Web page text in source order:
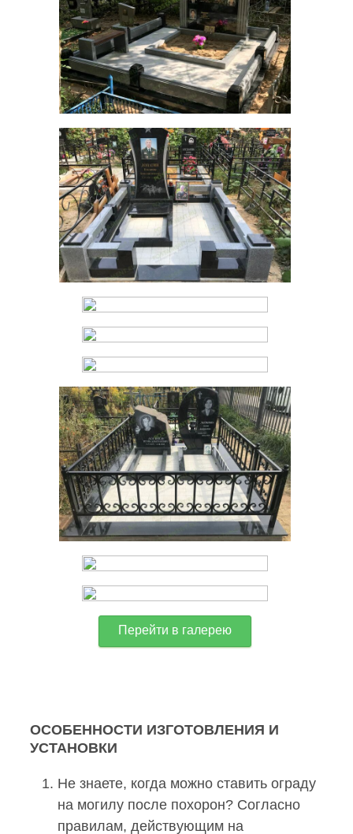
Перейти в галерею
ОСОБЕННОСТИ ИЗГОТОВЛЕНИЯ И
УСТАНОВКИ
Не знаете, когда можно ставить ограду
на могилу после похорон? Согласно
правилам, действующим на